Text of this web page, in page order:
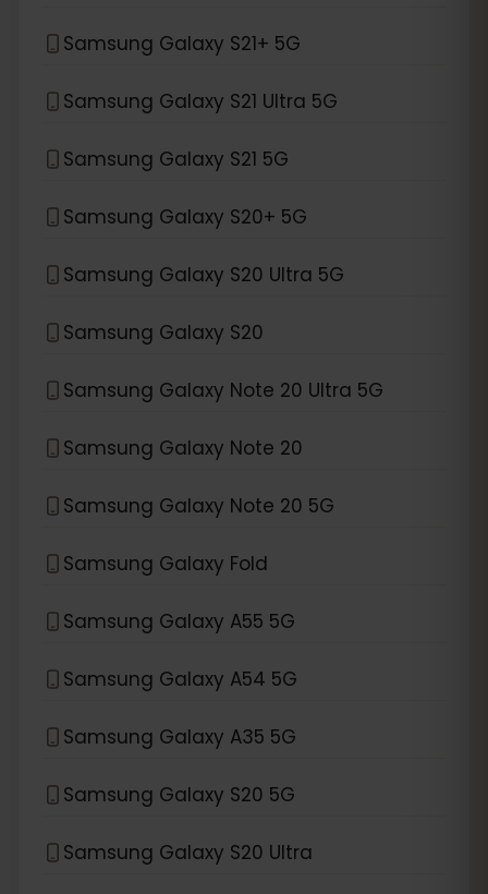
Samsung Galaxy S21+ 5G
Samsung Galaxy S21 Ultra 5G
Samsung Galaxy S21 5G
Samsung Galaxy S20+ 5G
Samsung Galaxy S20 Ultra 5G
Samsung Galaxy S20
Samsung Galaxy Note 20 Ultra 5G
Samsung Galaxy Note 20
Samsung Galaxy Note 20 5G
Samsung Galaxy Fold
Samsung Galaxy A55 5G
Samsung Galaxy A54 5G
Samsung Galaxy A35 5G
Samsung Galaxy S20 5G
Samsung Galaxy S20 Ultra